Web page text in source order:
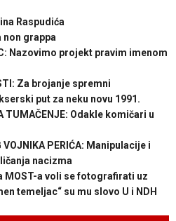
Raspudića
non grappa
Nazovimo projekt pravim imenom
Za brojanje spremni
put za neku novu 1991.
TUMAČENJE: Odakle komičari u
VOJNIKA PERIĆA: Manipulacije i
nacizma
MOST-a voli se fotografirati uz
temeljac“ su mu slovo U i NDH